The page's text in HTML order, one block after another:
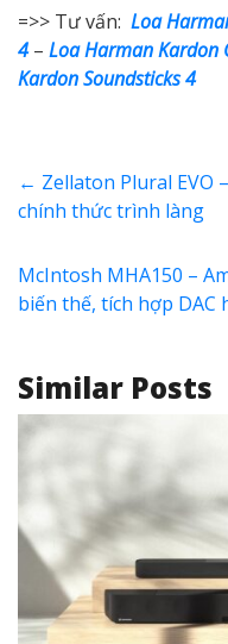
=>> Tư vấn: Loa
4– Loa Harman Kardon
Kardon Soundsticks 4
← Zellaton Plural EVO
chính thức trình làng
McIntosh MHA150 –
biến thế, tích hợp DAC
Similar Posts